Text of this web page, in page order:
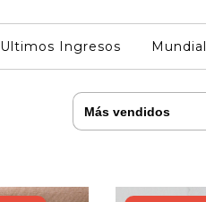
Ultimos Ingresos Mundial